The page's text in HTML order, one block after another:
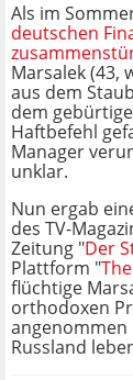
Als im
deutschen
zusammen
Marsalek (43,
aus dem
dem
Haftbefehl
Manager
unklar.
Nun ergab
des TV-
Zeitung "Der
Plattform "
flüchtige
orthodoxen
angenommen
Russland